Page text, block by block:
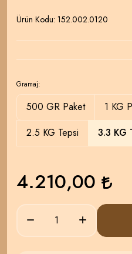
Ürün Kodu: 152.002.0120
Gramaj:
500 GR Paket 1 KG
2.5 KG Tepsi
3.3 KG
4.210,00